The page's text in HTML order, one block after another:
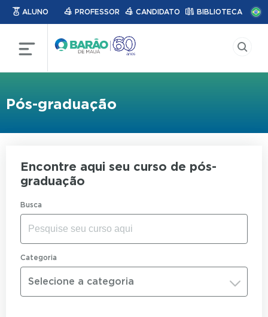
ALUNO PROFESSOR CANDIDATO BIBLIOTECA
Pós-graduação
Encontre aqui seu curso de pós-
graduação
Busca
Categoria
Selecione a categoria